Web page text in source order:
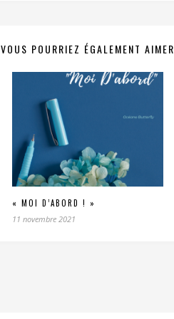
VOUS POURRIEZ ÉGALEMENT AIMER
« MOI D’ABORD ! »
11 novembre 2021